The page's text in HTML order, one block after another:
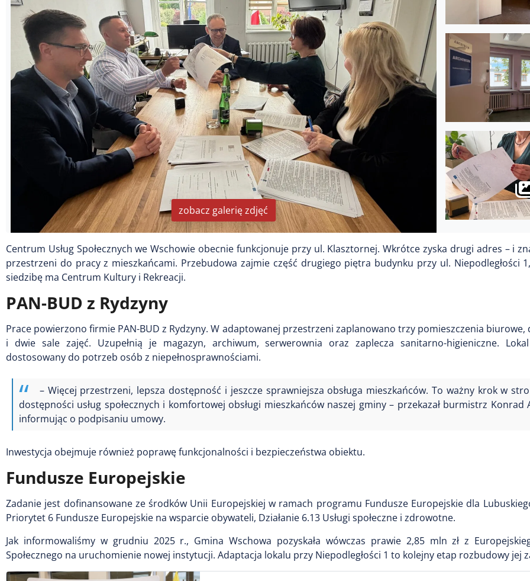
zobacz galerię zdjęć
Centrum Usług Społecznych we Wschowie obecnie funkcjonuje przy ul. Klasztornej. Wkrótce zyska drugi adres – i
przestrzeni do pracy z mieszkańcami. Przebudowa zajmie część drugiego piętra budynku przy ul. Niepodległości
siedzibę ma Centrum Kultury i Rekreacji.
PAN-BUD z Rydzyny
Prace powierzono firmie PAN-BUD z Rydzyny. W adaptowanej przestrzeni zaplanowano trzy pomieszczenia biurowe,
i dwie sale zajęć. Uzupełnią je magazyn, archiwum, serwerownia oraz zaplecza sanitarno-higieniczne.
dostosowany do potrzeb osób z niepełnosprawnościami.
– Więcej przestrzeni, lepsza dostępność i jeszcze sprawniejsza obsługa mieszkańców. To ważny krok w
dostępności usług społecznych i komfortowej obsługi mieszkańców naszej gminy – przekazał burmistrz Konrad
informując o podpisaniu umowy.
Inwestycja obejmuje również poprawę funkcjonalności i bezpieczeństwa obiektu.
Fundusze Europejskie
Zadanie jest dofinansowane ze środków Unii Europejskiej w ramach programu Fundusze Europejskie dla
Priorytet 6 Fundusze Europejskie na wsparcie obywateli, Działanie 6.13 Usługi społeczne i zdrowotne.
Jak informowaliśmy w grudniu 2025 r., Gmina Wschowa pozyskała wówczas prawie 2,85 mln zł z
Społecznego na uruchomienie nowej instytucji. Adaptacja lokalu przy Niepodległości 1 to kolejny etap rozbudowy jej